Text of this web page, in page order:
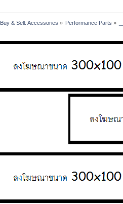
Buy & Sell: Accessories » Performance Parts »